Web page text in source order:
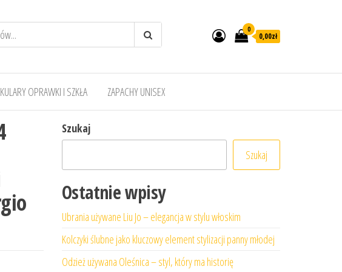
0
0,00zł
OPRAWKI I SZKŁA ZAPACHY UNISEX
Szukaj
Szukaj
Ostatnie wpisy
Ubrania używane Liu Jo – elegancja w stylu włoskim
Kolczyki ślubne jako kluczowy element stylizacji panny młodej
Odzież używana Oleśnica – styl, który ma historię